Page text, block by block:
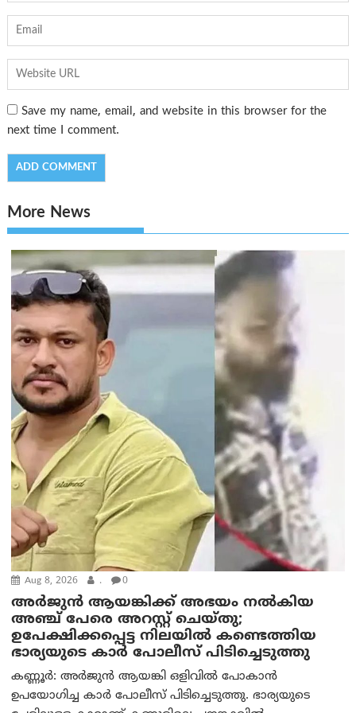
Save my name, email, and website in this browser for the
next time I comment.
More News
Aug 8, 2026 . 0
അര്‍ജുന്‍ ആയങ്കിക്ക് അഭയം നല്‍കിയ
അഞ്ച് പേരെ അറസ്റ്റ് ചെയ്തു;
ഉപേക്ഷിക്കപ്പെട്ട നിലയില്‍ കണ്ടെത്തിയ
ഭാര്യയുടെ കാര്‍ പോലീസ് പിടിച്ചെടുത്തു
കണ്ണൂർ: അർജുൻ ആയങ്കി ഒളിവിൽ പോകാൻ
ഉപയോഗിച്ച കാർ പോലീസ് പിടിച്ചെടുത്തു. ഭാര്യയുടെ